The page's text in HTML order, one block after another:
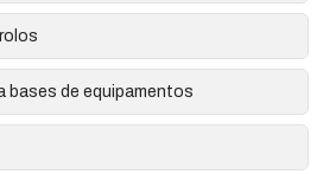
bases de equipamentos